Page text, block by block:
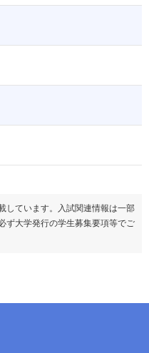
しています。入試関連情報は一部
ず大学発行の学生募集要項等でご